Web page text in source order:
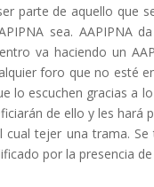
parte de aquello que
sea. AAPIPNA
va haciendo un
foro que no esté
lo escuchen gracias a
de ello y les hará
tejer una trama.
por la presencia